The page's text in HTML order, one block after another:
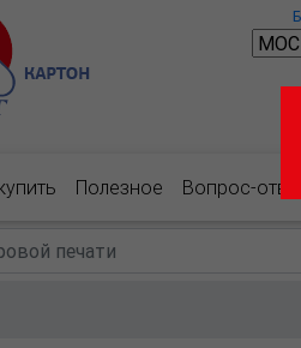
Полезное Вопрос-ответ